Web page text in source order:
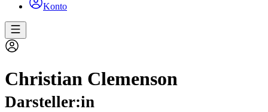
Konto
Christian Clemenson
Darsteller:in